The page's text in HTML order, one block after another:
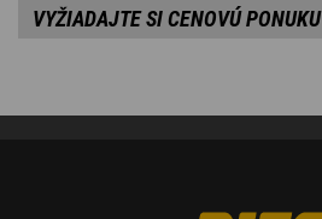
VYŽIADAJTE SI CENOVÚ PONUKU